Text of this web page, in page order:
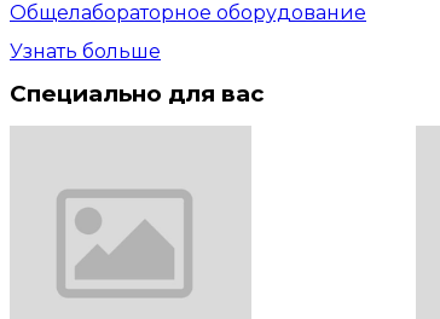
Общелабораторное оборудование
Узнать больше
Специально для вас